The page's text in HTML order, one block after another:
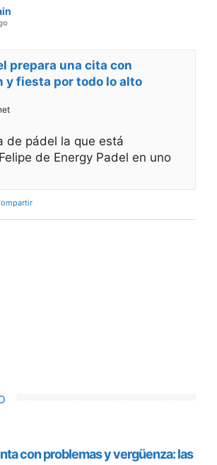
prepara una cita con
y fiesta por todo lo alto
de pádel la que está
de Energy Padel en uno